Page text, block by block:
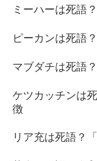
ミーハーは死語
ピーカンは死語
マブダチは死語
ケツカッチンは
徴
リア充は死語？